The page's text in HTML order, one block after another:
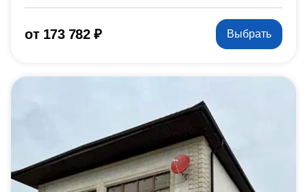
от 173 782 ₽ Выбрать